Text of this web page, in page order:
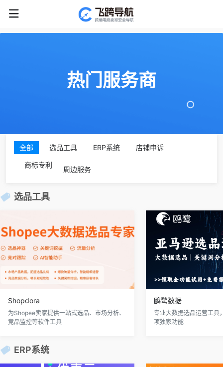
热门服务商
全部 选品工具 ERP系统 店铺申诉
商标专利
周边服务
选品工具
Shopdora
为Shopee卖家提供一站式选品、市场分析、
竞品监控等软件工具
鸥鹭数据
专业大数据选品运营工具
项独家功能
ERP系统